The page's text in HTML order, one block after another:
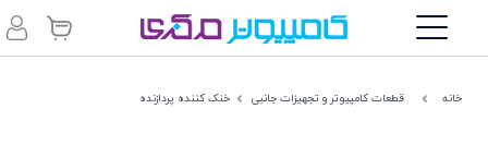
خانه قطعات کامپیوتر و تجهیزات جانبی خنک کننده پردازنده